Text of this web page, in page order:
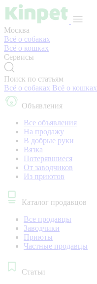
Москва
Всё о собаках
Всё о кошках
Сервисы
Поиск по статьям
Всё о собаках Всё о кошках
Объявления
Все объявления
На продажу
В добрые руки
Вязка
Потерявшиеся
От заводчиков
Из приютов
Каталог продавцов
Все продавцы
Заводчики
Приюты
Частные продавцы
Статьи